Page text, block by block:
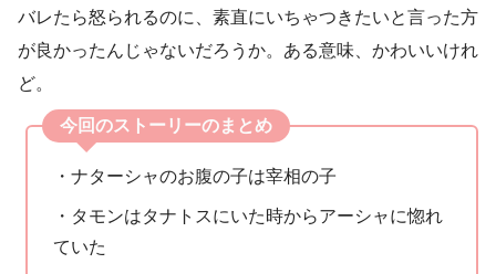
バレたら怒られるのに、素直にいちゃつきたいと言った方
が良かったんじゃないだろうか。ある意味、かわいいけれ
ど。
今回のストーリーのまとめ
・ナターシャのお腹の子は宰相の子
・タモンはタナトスにいた時からアーシャに惚れ
ていた